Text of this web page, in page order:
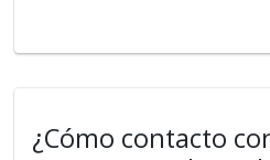
¿Cómo contacto